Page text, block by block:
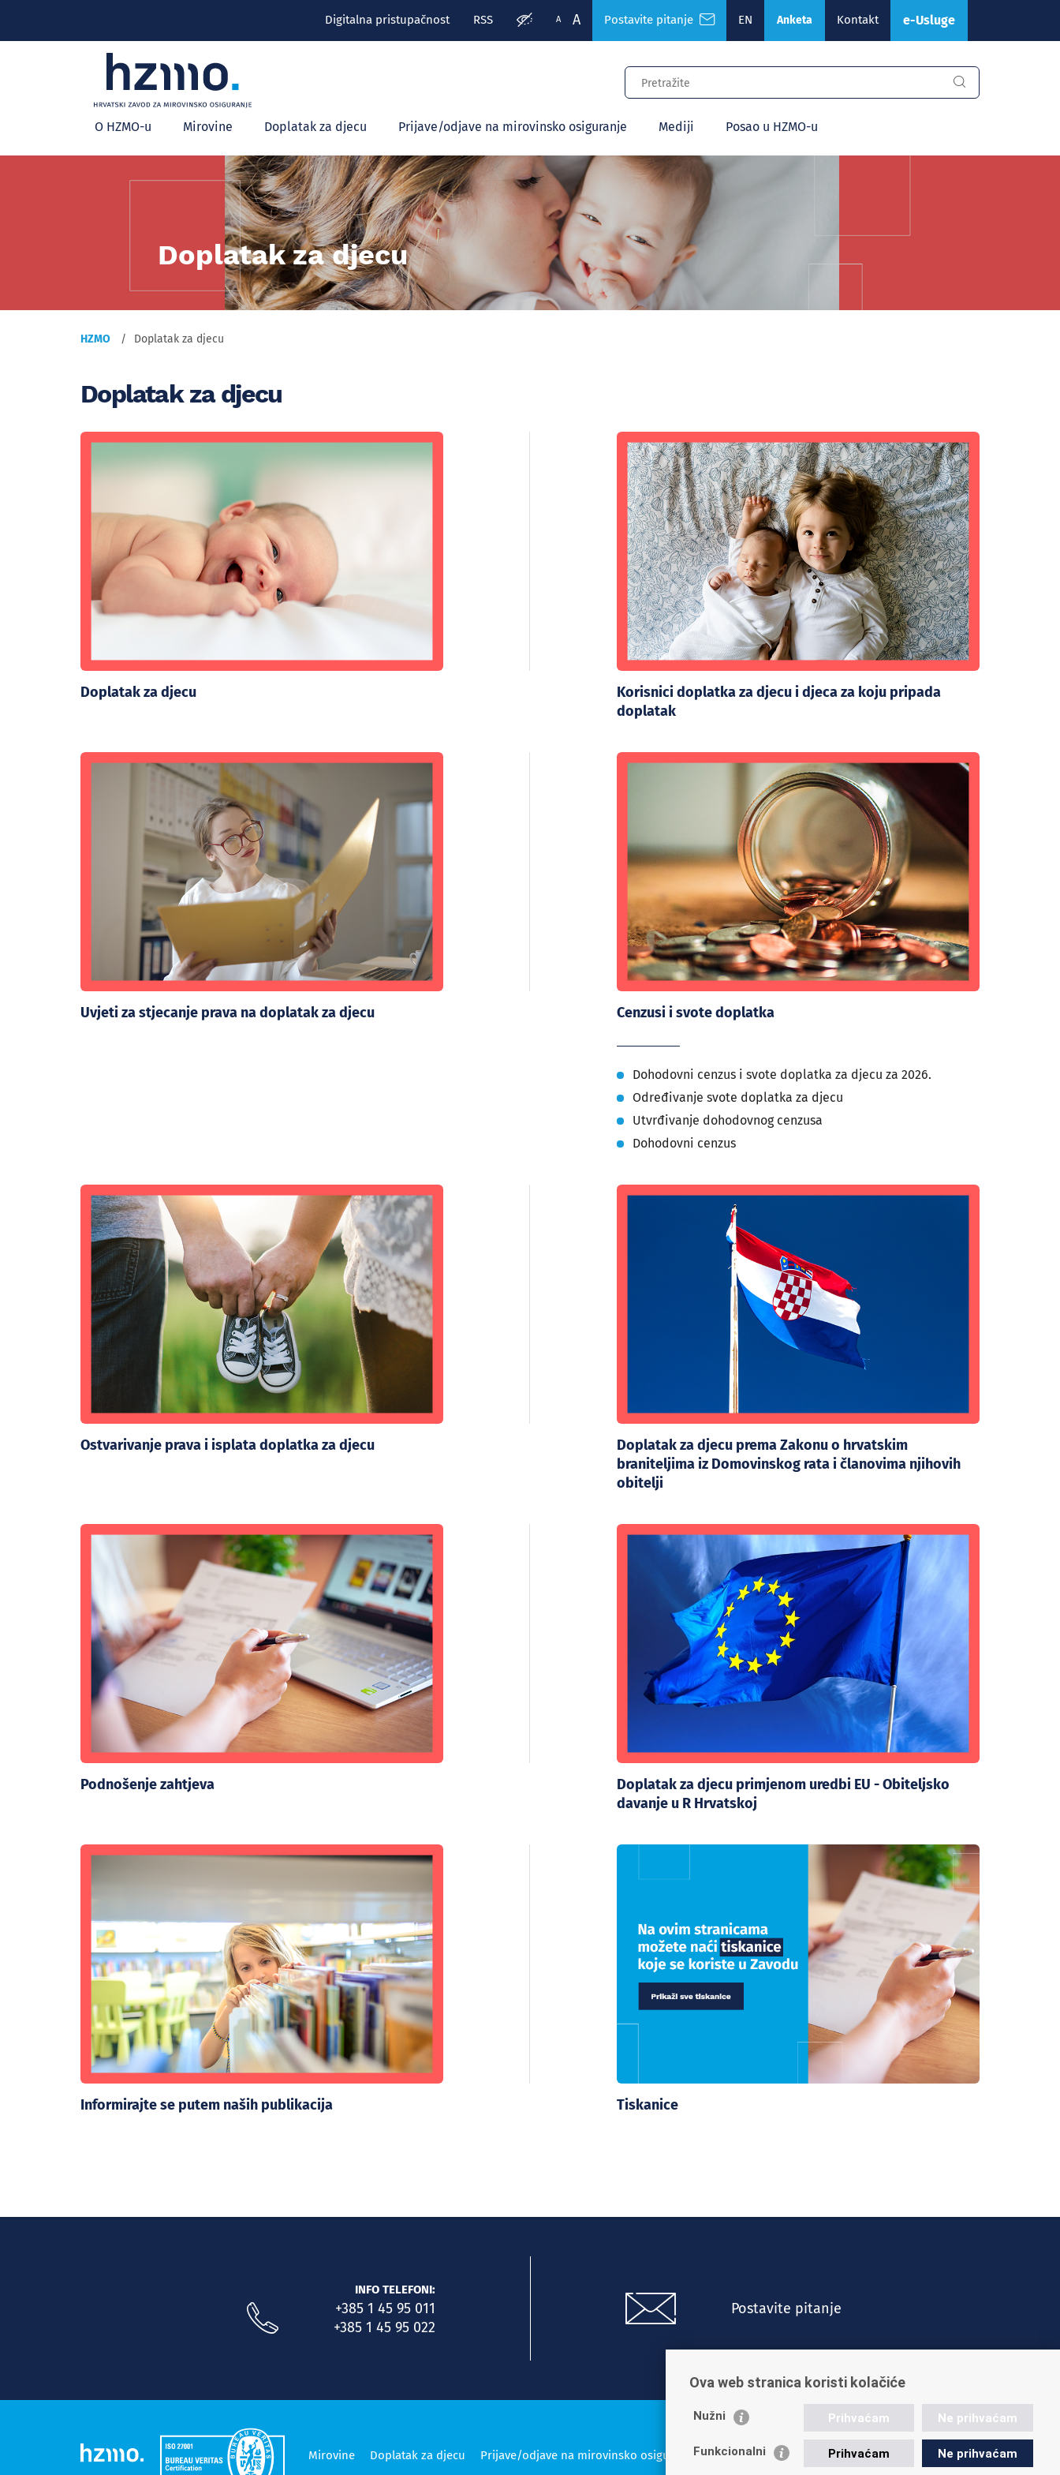
Digitalna pristupačnost RSS A A Postavite pitanje EN Anketa Kontakt e-Usluge
Glavni
izbornik
O HZMO-u Mirovine Doplatak za djecu Prijave/odjave na mirovinsko osiguranje Mediji Posao u HZMO-u
Doplatak za djecu
HZMO Doplatak za djecu
Doplatak za djecu
Doplatak za djecu
Korisnici doplatka za djecu i djeca za koju pripada
doplatak
Uvjeti za stjecanje prava na doplatak za djecu Cenzusi i svote doplatka
Dohodovni cenzus i svote doplatka za djecu za 2026.
Određivanje svote doplatka za djecu
Utvrđivanje dohodovnog cenzusa
Dohodovni cenzus
Ostvarivanje prava i isplata doplatka za djecu
Doplatak za djecu prema Zakonu o hrvatskim
braniteljima iz Domovinskog rata i članovima njihovih
obitelji
Podnošenje zahtjeva
Doplatak za djecu primjenom uredbi EU - Obiteljsko
davanje u R Hrvatskoj
Informirajte se putem naših publikacija Tiskanice
INFO TELEFONI:
+385 1 45 95 011
+385 1 45 95 022
Postavite pitanje
Mirovine Doplatak za djecu Prijave/odjave na mirovinsko osiguranje Vijesti Kontakt Posao u HZMO-u Impressum
Ova web stranica koristi kolačiće
Nužni Prihvaćam Ne prihvaćam
Funkcionalni Prihvaćam Ne prihvaćam